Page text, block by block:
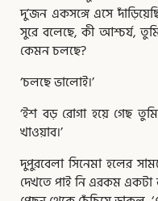
দু’জন একসঙ্গে এসে
সুরে বলেছে, কী আশ্চর্য, তুমি!
কেমন চলছে?
‘চলছে ভালােই।’
‘ইশ বড় রােগা হয়ে গেছ
খাওয়াব।’
দুপুরবেলা সিনেমা হলের
দেখতে পাই নি এরকম একটা